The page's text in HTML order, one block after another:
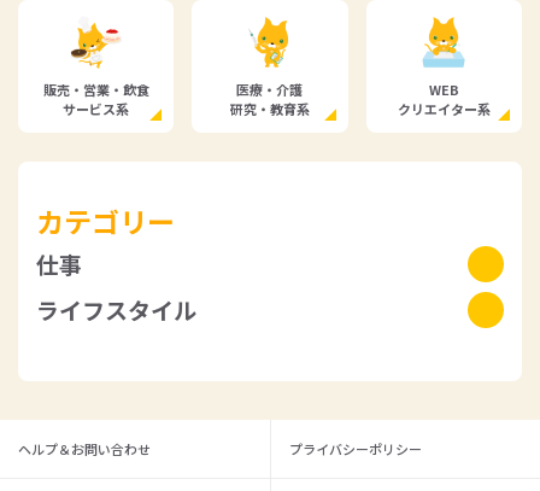
販売・営業・飲食
サービス系
医療・介護
研究・教育系
WEB
クリエイター系
カテゴリー
仕事
看護職の転職
ライフスタイル
ライフ
ヘルプ＆お問い合わせ プライバシーポリシー